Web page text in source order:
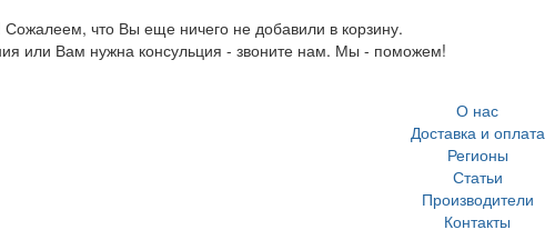
Сожалеем, что Вы еще ничего не добавили в корзину.
или Вам нужна консульция - звоните нам. Мы - поможем!
О нас
Доставка и оплата
Регионы
Статьи
Производители
Контакты